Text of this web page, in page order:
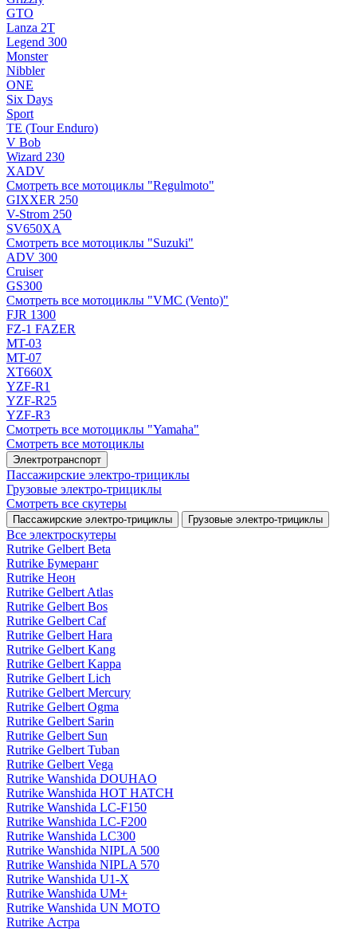
GTO
Lanza 2T
Legend 300
Monster
Nibbler
ONE
Six Days
Sport
TE (Tour Enduro)
V Bob
Wizard 230
XADV
Смотреть все мотоциклы "Regulmoto"
GIXXER 250
V-Strom 250
SV650XA
Смотреть все мотоциклы "Suzuki"
ADV 300
Cruiser
GS300
Смотреть все мотоциклы "VMC (Vento)"
FJR 1300
FZ-1 FAZER
MT-03
MT-07
XT660X
YZF-R1
YZF-R25
YZF-R3
Смотреть все мотоциклы "Yamaha"
Смотреть все мотоциклы
Электротранспорт
Пассажирские электро‑трициклы
Грузовые электро‑трициклы
Смотреть все скутеры
Пассажирские электро‑трициклы Грузовые электро‑трициклы
Все электро­скутеры
Rutrike Gelbert Beta
Rutrike Бумеранг
Rutrike Неон
Rutrike Gelbert Atlas
Rutrike Gelbert Bos
Rutrike Gelbert Caf
Rutrike Gelbert Hara
Rutrike Gelbert Kang
Rutrike Gelbert Kappa
Rutrike Gelbert Lich
Rutrike Gelbert Mercury
Rutrike Gelbert Ogma
Rutrike Gelbert Sarin
Rutrike Gelbert Sun
Rutrike Gelbert Tuban
Rutrike Gelbert Vega
Rutrike Wanshida DOUHAO
Rutrike Wanshida HOT HATCH
Rutrike Wanshida LC-F150
Rutrike Wanshida LC-F200
Rutrike Wanshida LC300
Rutrike Wanshida NIPLA 500
Rutrike Wanshida NIPLA 570
Rutrike Wanshida U1-X
Rutrike Wanshida UM+
Rutrike Wanshida UN MOTO
Rutrike Астра